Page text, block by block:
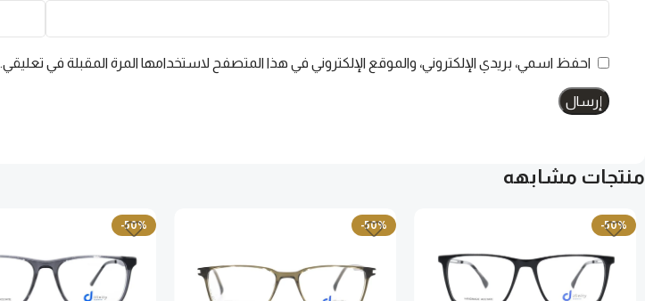
احفظ اسمي، بريدي الإلكتروني، والموقع الإلكتروني في هذا المتصفح لاستخدامها المرة المقبلة في تعليقي.
منتجات مشابهه
-50%
-50%
-50%